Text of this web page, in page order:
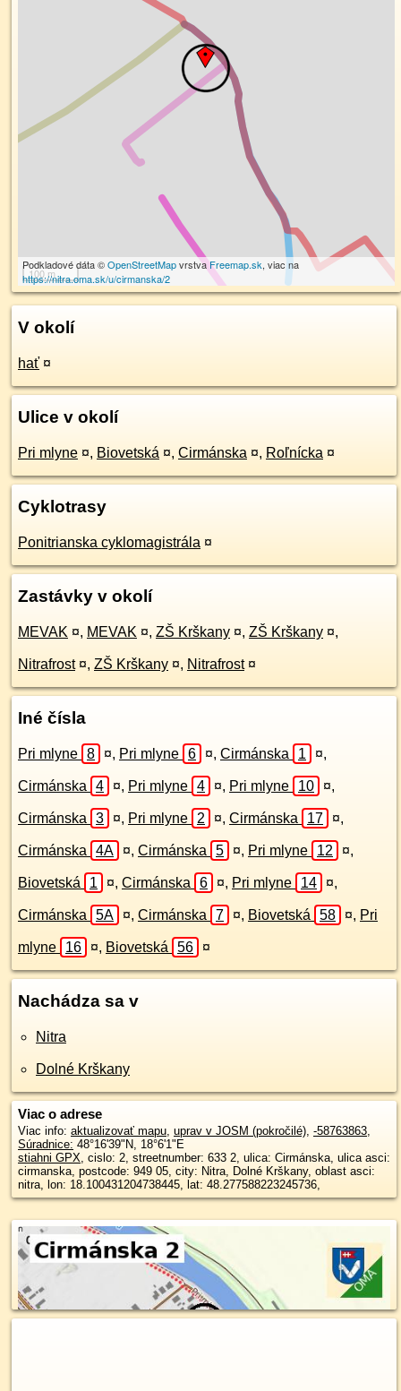
100 m
Podkladové dáta ©OpenStreetMapvrstvaFreemap.sk, viac na
https://nitra.oma.sk/u/cirmanska/2
V okolí
hať ¤
Ulice v okolí
Pri mlyne ¤, Biovetská ¤, Cirmánska ¤, Roľnícka ¤
Cyklotrasy
Ponitrianska cyklomagistrála ¤
Zastávky v okolí
MEVAK ¤, MEVAK ¤, ZŠ Krškany ¤, ZŠ Krškany ¤,
Nitrafrost ¤, ZŠ Krškany ¤, Nitrafrost ¤
Iné čísla
Pri mlyne 8 ¤, Pri mlyne 6 ¤, Cirmánska 1 ¤,
Cirmánska 4 ¤, Pri mlyne 4 ¤, Pri mlyne 10 ¤,
Cirmánska 3 ¤, Pri mlyne 2 ¤, Cirmánska 17 ¤,
Cirmánska 4A ¤, Cirmánska 5 ¤, Pri mlyne 12 ¤,
Biovetská 1 ¤, Cirmánska 6 ¤, Pri mlyne 14 ¤,
Cirmánska 5A ¤, Cirmánska 7 ¤, Biovetská 58 ¤, Pri
mlyne 16 ¤, Biovetská 56 ¤
Nachádza sa v
Nitra
Dolné Krškany
Viac o adrese
Viac info: aktualizovať mapu, uprav v JOSM (pokročilé), -58763863,
Súradnice: 48°16'39"N, 18°6'1"E
stiahni GPX, cislo: 2, streetnumber: 633 2, ulica: Cirmánska, ulica asci:
cirmanska, postcode: 949 05, city: Nitra, Dolné Krškany, oblast asci:
nitra, lon: 18.100431204738445, lat: 48.277588223245736,